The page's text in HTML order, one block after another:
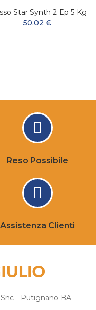
Star Synth 2 Ep 5 Kg
50,02 €
Reso Possibile
Assistenza Clienti
- Putignano BA